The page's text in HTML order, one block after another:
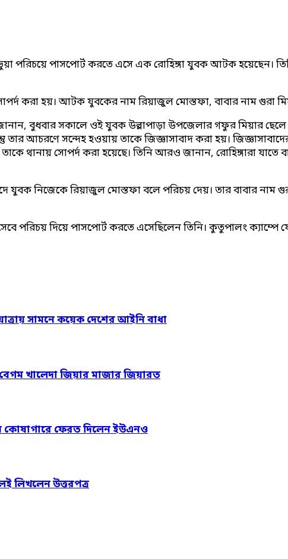
পরিচয়ে পাসপোর্ট করতে এসে এক রোহিঙ্গা যুবক আটক হয়েছেন।
করা হয়। আটক যুবকের নাম রিয়াজুল মোস্তফা, বাবার নাম গুরা
বুধবার সকালে ওই যুবক উল্লাপাড়া উপজেলার গফুর মিয়ার ছেলে
আচরণে সন্দেহ হওয়ায় তাকে জিজ্ঞাসাবাদ করা হয়।
থানায় সোপর্দ করা হয়েছে। তিনি আরও জানান, রোহিঙ্গারা যাতে
যুবক নিজেকে রিয়াজুল মোস্তফা বলে পরিচয় দেয়। তার বাবার নাম
পরিচয় দিয়ে পাসপোর্ট করতে এসেছিলেন তিনি। কুতুপালং
সামনে কয়েক দেশের আইনি বাধা
বেগম খালেদা জিয়ার মাজার জিয়ারত
কোষাগারে ফেরত দিলেন ইউএনও
লিখলেন উত্তরপত্র